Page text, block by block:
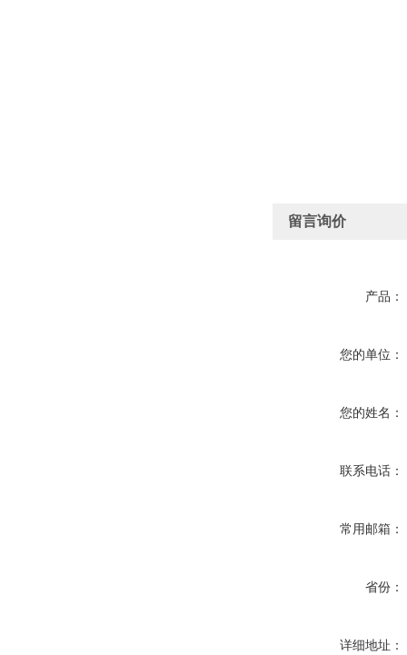
留言询价
产品：
您的单位：
您的姓名：
联系电话：
常用邮箱：
省份：
详细地址：